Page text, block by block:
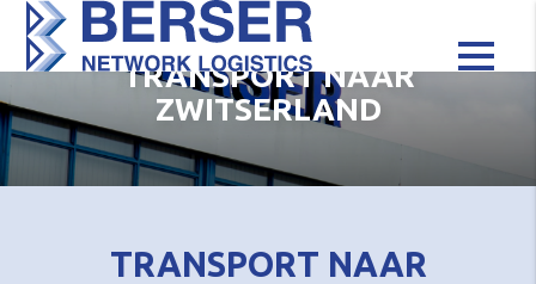
TRANSPORT NAAR
ZWITSERLAND
TRANSPORT NAAR